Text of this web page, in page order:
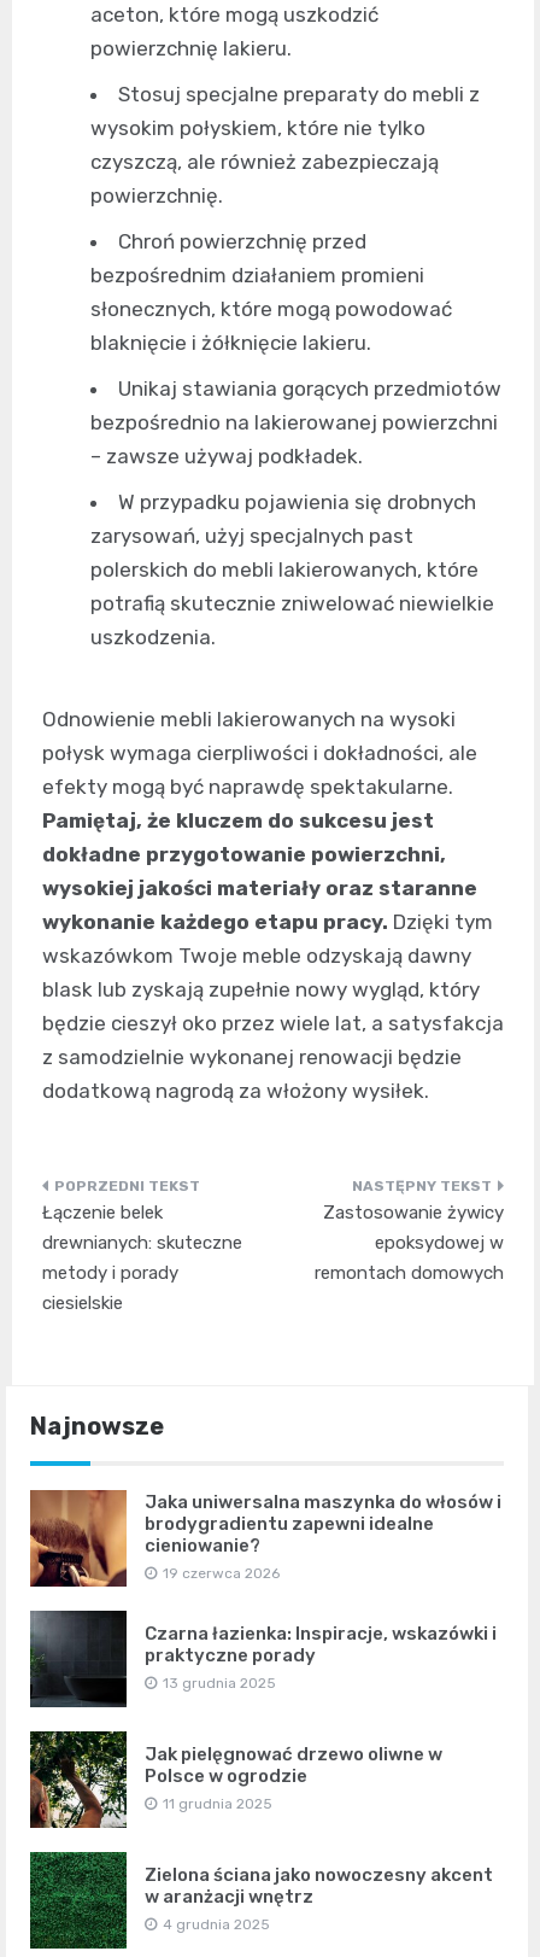
aceton, które mogą uszkodzić
powierzchnię lakieru.
Stosuj specjalne preparaty do mebli z
wysokim połyskiem, które nie tylko
czyszczą, ale również zabezpieczają
powierzchnię.
Chroń powierzchnię przed
bezpośrednim działaniem promieni
słonecznych, które mogą powodować
blaknięcie i żółknięcie lakieru.
Unikaj stawiania gorących przedmiotów
bezpośrednio na lakierowanej powierzchni
– zawsze używaj podkładek.
W przypadku pojawienia się drobnych
zarysowań, użyj specjalnych past
polerskich do mebli lakierowanych, które
potrafią skutecznie zniwelować niewielkie
uszkodzenia.
Odnowienie mebli lakierowanych na wysoki
połysk wymaga cierpliwości i dokładności, ale
efekty mogą być naprawdę spektakularne.
Pamiętaj, że kluczem do sukcesu jest
dokładne przygotowanie powierzchni,
wysokiej jakości materiały oraz staranne
wykonanie każdego etapu pracy. Dzięki tym
wskazówkom Twoje meble odzyskają dawny
blask lub zyskają zupełnie nowy wygląd, który
będzie cieszył oko przez wiele lat, a satysfakcja
z samodzielnie wykonanej renowacji będzie
dodatkową nagrodą za włożony wysiłek.
Nawigacja
wpisu
Łączenie belek
drewnianych: skuteczne
metody i porady
ciesielskie
Zastosowanie żywicy
epoksydowej w
remontach domowych
Najnowsze
Jaka uniwersalna maszynka do włosów i
brodygradientu zapewni idealne
cieniowanie?
19 czerwca 2026
Czarna łazienka: Inspiracje, wskazówki i
praktyczne porady
13 grudnia 2025
Jak pielęgnować drzewo oliwne w
Polsce w ogrodzie
11 grudnia 2025
Zielona ściana jako nowoczesny akcent
w aranżacji wnętrz
4 grudnia 2025